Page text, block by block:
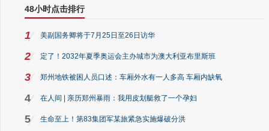
48小时点击排行
1 美副国务卿将于7月25日至26日访华
2 定了！2032年夏季奥运会主办城市为澳大利亚布里斯班
3 郑州地铁被困人员口述：车厢外水有一人多高 车厢内缺氧
4 在人间 | 亲历郑州暴雨：我用皮划艇救了一个孕妇
5 生命至上！第83集团军某旅紧急实施爆破分洪